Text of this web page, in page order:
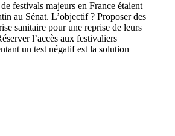
festivals majeurs en France étaient
au Sénat. L’objectif ? Proposer des
sanitaire pour une reprise de leurs
l’accès aux festivaliers
un test négatif est la solution